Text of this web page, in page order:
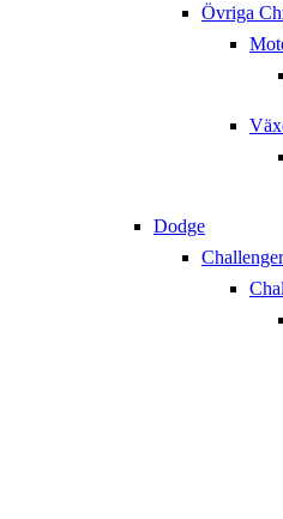
Övriga
Dodge
Challenger